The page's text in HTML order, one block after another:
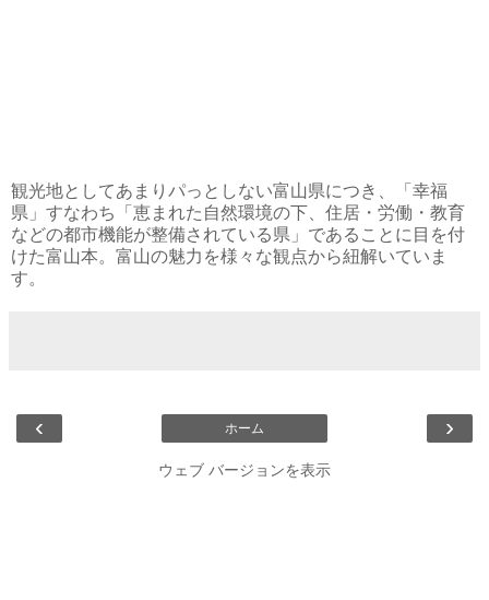
観光地としてあまりパっとしない富山県につき、「幸福
県」すなわち「恵まれた自然環境の下、住居・労働・教育
などの都市機能が整備されている県」であることに目を付
けた富山本。富山の魅力を様々な観点から紐解いていま
す。
‹ ›
ホーム
ウェブ バージョンを表示